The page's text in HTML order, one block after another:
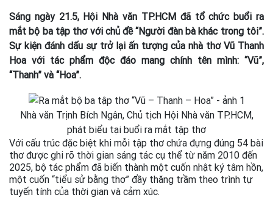
Sáng ngày 21.5, Hội Nhà văn TP.HCM đã tổ chức buổi ra
mắt bộ ba tập thơ với chủ đề “Người đàn bà khác trong tôi”.
Sự kiện đánh dấu sự trở lại ấn tượng của nhà thơ Vũ Thanh
Hoa với tác phẩm độc đáo mang chính tên mình: “Vũ”,
“Thanh” và “Hoa”.
Nhà văn Trịnh Bích Ngân, Chủ tịch Hội Nhà văn TP.HCM,
phát biểu tại buổi ra mắt tập thơ
Với cấu trúc đặc biệt khi mỗi tập thơ chứa đựng đúng 54 bài
thơ được ghi rõ thời gian sáng tác cụ thể từ năm 2010 đến
2025, bộ tác phẩm đã biến thành một cuốn nhật ký tâm hồn,
một cuốn “tiểu sử bằng thơ” đầy thăng trầm theo trình tự
tuyến tính của thời gian và cảm xúc.